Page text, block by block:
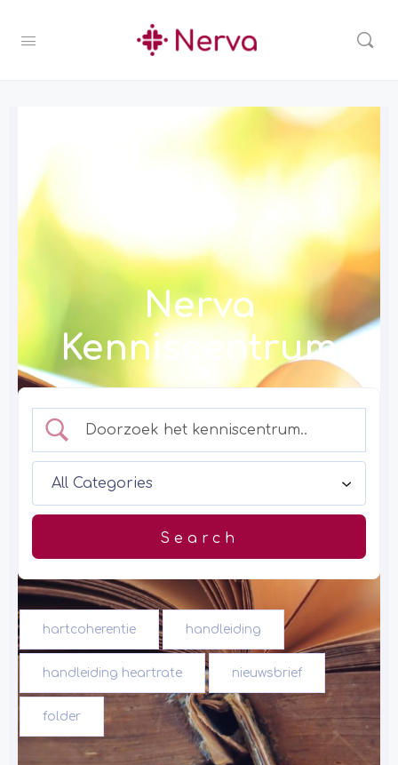
Nerva
Kenniscentrum
hartcoherentie handleiding
handleiding heartrate nieuwsbrief
folder